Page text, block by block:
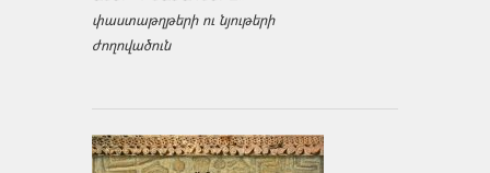
փաստաթղթերի ու նյութերի
ժողովածուն